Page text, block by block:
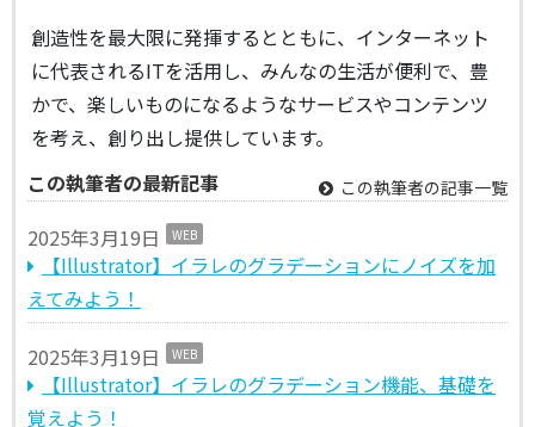
創造性を最大限に発揮するとともに、インターネット
に代表されるITを活用し、みんなの生活が便利で、豊
かで、楽しいものになるようなサービスやコンテンツ
を考え、創り出し提供しています。
この執筆者の最新記事
この執筆者の記事一覧
2025年3月19日 WEB
【Illustrator】イラレのグラデーションにノイズを加
えてみよう！
2025年3月19日 WEB
【Illustrator】イラレのグラデーション機能、基礎を
覚えよう！